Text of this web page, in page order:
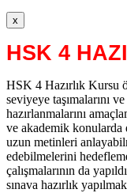
x
HSK 4
HSK 4 Hazırlık Kursu
seviyeye taşımalarını
hazırlanmalarını
ve akademik konularda
uzun metinleri
edebilmelerini
çalışmalarının da
sınava hazırlık